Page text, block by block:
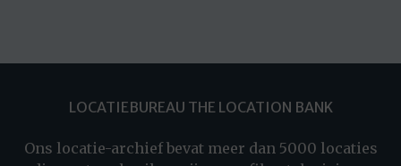
LOCATIEBUREAU THE LOCATION BANK
Ons locatie-archief bevat meer dan 5000 locaties